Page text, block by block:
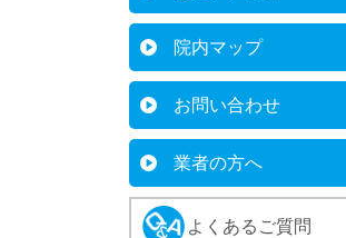
院内マップ
お問い合わせ
業者の方へ
よくあるご質問